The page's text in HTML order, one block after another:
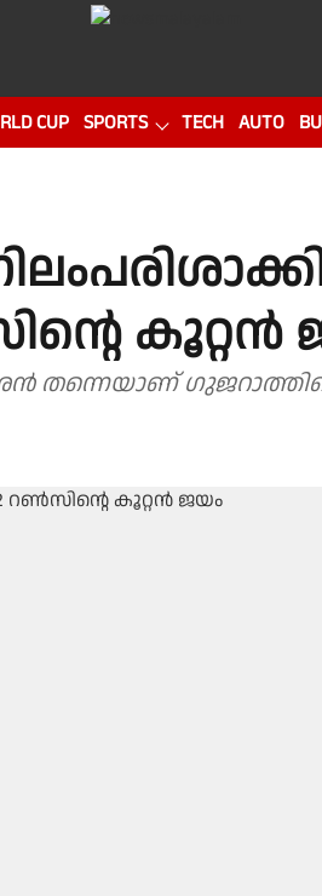
CUP SPORTS TECH AUTO
കൂറ്റൻ
തന്നെയാണ്